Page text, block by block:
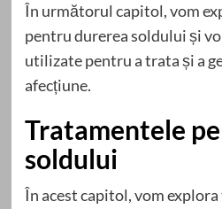
În următorul capitol, vom
pentru durerea soldului și
utilizate pentru a trata și a
afecțiune.
Tratamentele
soldului
În acest capitol, vom